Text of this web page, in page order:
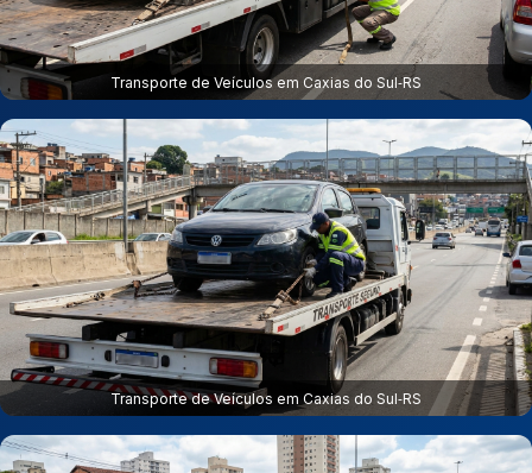
Transporte de Veículos em Caxias do Sul‑RS
Transporte de Veículos em Caxias do Sul‑RS